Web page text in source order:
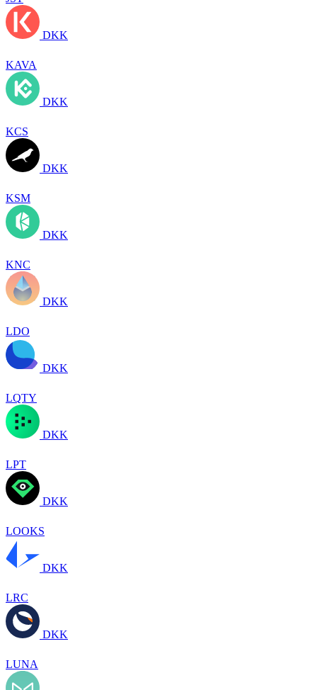
DKK
KAVA
DKK
KCS
DKK
KSM
DKK
KNC
DKK
LDO
DKK
LQTY
DKK
LPT
DKK
LOOKS
DKK
LRC
DKK
LUNA